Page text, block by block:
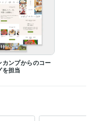
カンプからのコー
を担当